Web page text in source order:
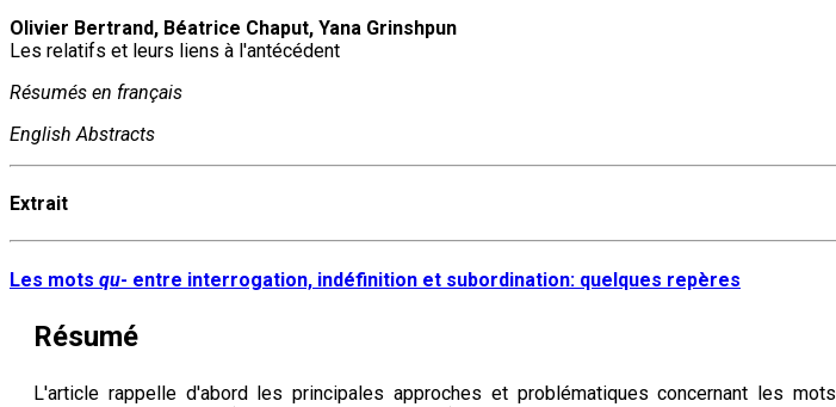
Olivier Bertrand, Béatrice Chaput, Yana Grinshpun
Les relatifs et leurs liens à l'antécédent
Résumés en français
English Abstracts
Extrait
Les mots qu- entre interrogation, indéfinition et subordination: quelques repères
Résumé
L'article rappelle d'abord les principales approches et problématiques concernant les mots